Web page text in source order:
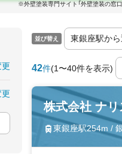
※外壁塗装専門サイト「外壁塗装の窓
並び替え
42件(1〜40件を表示)
株式会社 ナ
東銀座駅254m /